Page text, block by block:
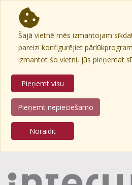
Šajā vietnē mēs izmantojam
pareizi konfigurējiet
izmantot šo vietni, jūs pieņemat
Pieņemt visu
Pieņemt nepieciešamo
Noraidīt